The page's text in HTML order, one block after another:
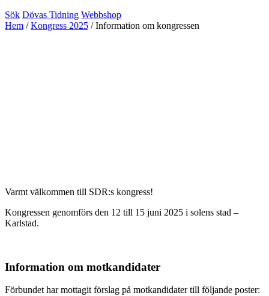
Sök Dövas Tidning Webbshop
Hem /Kongress 2025 /Information om kongressen
Varmt välkommen till SDR:s kongress!
Kongressen genomförs den 12 till 15 juni 2025 i solens stad –
Karlstad.
Information om motkandidater
Förbundet har mottagit förslag på motkandidater till följande poster: